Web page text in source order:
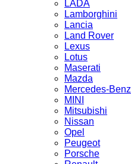
LADA
Lamborghini
Lancia
Land Rover
Lexus
Lotus
Maserati
Mazda
Mercedes-Benz
MINI
Mitsubishi
Nissan
Opel
Peugeot
Porsche